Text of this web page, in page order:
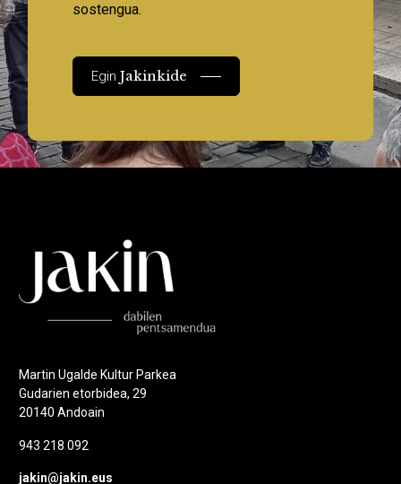
sostengua.
EginJakinkide
Martin Ugalde Kultur Parkea
Gudarien etorbidea, 29
20140 Andoain
943 218 092
jakin@jakin.eus